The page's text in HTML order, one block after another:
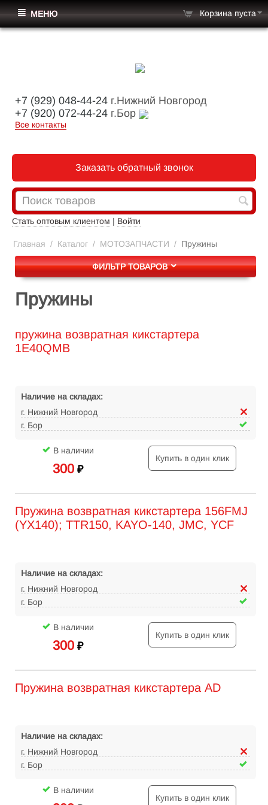
+7 (929) 048-44-24 г.Нижний Новгород
+7 (920) 072-44-24 г.Бор
Все контакты
Заказать обратный звонок
Стать оптовым клиентом | Войти
МЕНЮ Корзина пуста
Главная / Каталог / МОТОЗАПЧАСТИ / Пружины
ФИЛЬТР ТОВАРОВ
Пружины
пружина возвратная кикстартера
1E40QMB
Наличие на складах:
г. Нижний Новгород
г. Бор
В наличии
300 ₽
Купить в один клик
Пружина возвратная кикстартера 156FMJ
(YX140); TTR150, KAYO-140, JMC, YCF
Наличие на складах:
г. Нижний Новгород
г. Бор
В наличии
300 ₽
Купить в один клик
Пружина возвратная кикстартера AD
Наличие на складах:
г. Нижний Новгород
г. Бор
В наличии
Купить в один клик